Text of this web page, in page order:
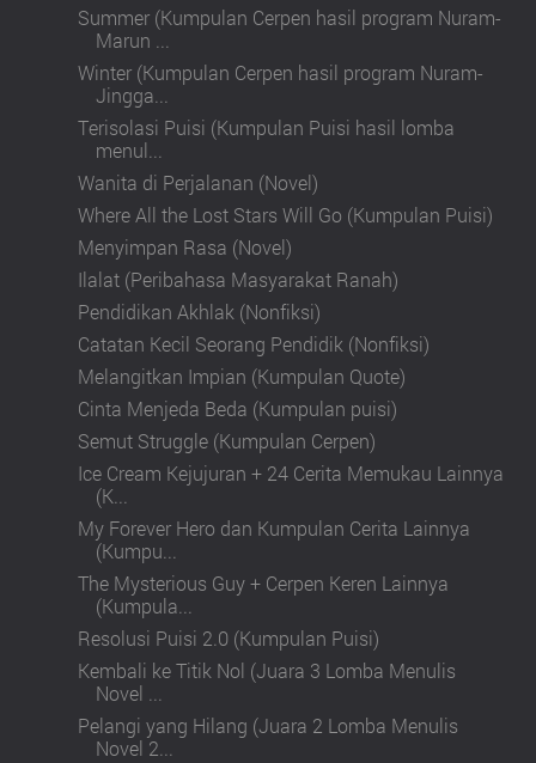
Summer (Kumpulan Cerpen hasil program Nuram-
Marun ...
Winter (Kumpulan Cerpen hasil program Nuram-
Jingga...
Terisolasi Puisi (Kumpulan Puisi hasil lomba
menul...
Wanita di Perjalanan (Novel)
Where All the Lost Stars Will Go (Kumpulan Puisi)
Menyimpan Rasa (Novel)
Ilalat (Peribahasa Masyarakat Ranah)
Pendidikan Akhlak (Nonfiksi)
Catatan Kecil Seorang Pendidik (Nonfiksi)
Melangitkan Impian (Kumpulan Quote)
Cinta Menjeda Beda (Kumpulan puisi)
Semut Struggle (Kumpulan Cerpen)
Ice Cream Kejujuran + 24 Cerita Memukau Lainnya
(K...
My Forever Hero dan Kumpulan Cerita Lainnya
(Kumpu...
The Mysterious Guy + Cerpen Keren Lainnya
(Kumpula...
Resolusi Puisi 2.0 (Kumpulan Puisi)
Kembali ke Titik Nol (Juara 3 Lomba Menulis
Novel ...
Pelangi yang Hilang (Juara 2 Lomba Menulis
Novel 2...